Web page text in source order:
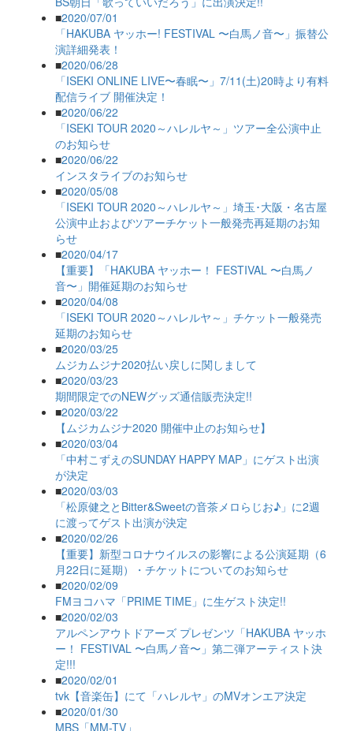
■2020/07/01
「HAKUBA ヤッホー! FESTIVAL 〜白馬ノ音〜」振替公
演詳細発表！
■2020/06/28
「ISEKI ONLINE LIVE〜春眠〜」7/11(土)20時より有料
配信ライブ 開催決定！
■2020/06/22
「ISEKI TOUR 2020～ハレルヤ～」ツアー全公演中止
のお知らせ
■2020/06/22
インスタライブのお知らせ
■2020/05/08
「ISEKI TOUR 2020～ハレルヤ～」埼玉･大阪・名古屋
公演中止およびツアーチケット一般発売再延期のお知
らせ
■2020/04/17
【重要】「HAKUBA ヤッホー！ FESTIVAL 〜白馬ノ
音〜」開催延期のお知らせ
■2020/04/08
「ISEKI TOUR 2020～ハレルヤ～」チケット一般発売
延期のお知らせ
■2020/03/25
ムジカムジナ2020払い戻しに関しまして
■2020/03/23
期間限定でのNEWグッズ通信販売決定!!
■2020/03/22
【ムジカムジナ2020 開催中止のお知らせ】
■2020/03/04
「中村こずえのSUNDAY HAPPY MAP」にゲスト出演
が決定
■2020/03/03
「松原健之とBitter&Sweetの音茶メロらじお♪」に2週
に渡ってゲスト出演が決定
■2020/02/26
【重要】新型コロナウイルスの影響による公演延期（6
月22日に延期）・チケットについてのお知らせ
■2020/02/09
FMヨコハマ「PRIME TIME」に生ゲスト決定!!
■2020/02/03
アルペンアウトドアーズ プレゼンツ「HAKUBA ヤッホ
ー！ FESTIVAL 〜白馬ノ音〜」第二弾アーティスト決
定!!!
■2020/02/01
tvk【音楽缶】にて「ハレルヤ」のMVオンエア決定
■2020/01/30
MBS「MM-TV」